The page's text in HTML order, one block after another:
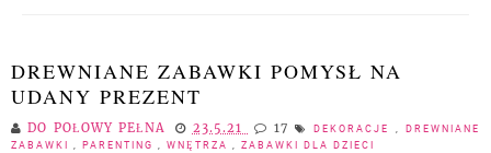
DREWNIANE ZABAWKI POMYSŁ NA
UDANY PREZENT
DO POŁOWY PEŁNA 23.5.21 17 DEKORACJE
DREWNIANE
ZABAWKI
PARENTING WNĘTRZA ZABAWKI DLA DZIECI